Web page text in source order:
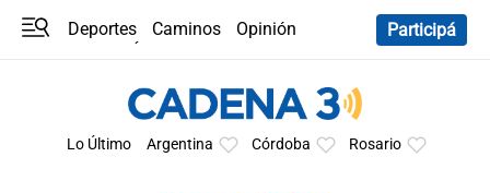
Deportes Caminos
Opinión
Participá
Lo Último Argentina Córdoba Rosario